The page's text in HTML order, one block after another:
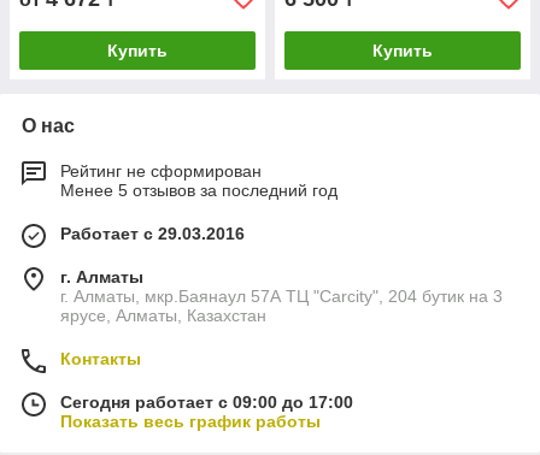
Купить Купить
О нас
Рейтинг не сформирован
Менее 5 отзывов за последний год
Работает с 29.03.2016
г. Алматы
г. Алматы, мкр.Баянаул 57А ТЦ "Carcity", 204 бутик на 3
ярусе, Алматы, Казахстан
Контакты
Сегодня работает с 09:00 до 17:00
Показать весь график работы